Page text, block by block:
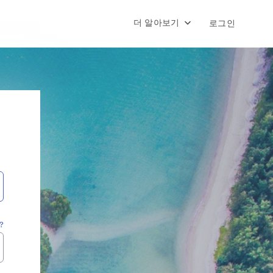
더 알아보기 로그인